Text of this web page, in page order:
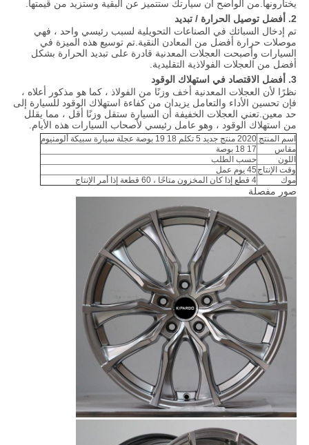
يختارونها.من الواضح أن سيارتك ستتميز عن البقية وستزيد من قيمتها.
2. أفضل توصيل الحرارة / تبديد
تم إدخال السبائك في الصناعات التحويلية لسبب رئيسي واحد ، فهي
موصلات حرارة أفضل من المعادن النقية.تم توسيع هذه الميزة في
السيارات وأصبحت العجلات المعدنية قادرة على تبديد الحرارة بشكل
أفضل من العجلات الفولاذية التقليدية.
3. أفضل الاقتصاد في استهلاك الوقود
نظرًا لأن العجلات المعدنية أخف وزنًا من الفولاذ ، كما هو مذكور أعلاه ،
فإن تحسين الأداء والتعامل يزيدان من كفاءة استهلاك الوقود للسيارة إلى
حد معين.تعني العجلات الخفيفة أن السيارة ستقل وزنًا أقل ، مما يقلل
من استهلاك الوقود ، وهو عامل رئيسي لأصحاب السيارات هذه الأيام.
اسم المنتج 2020 منتج جديد 5 تكلم 18 19 بوصة عجلة سيارة سبيكة ألومنيوم
مقاس
17 18 بوصة
اللون
حسب الطلب
وقت الإنتاج 45 يوم عمل
موك
4 قطع إذا كان المخزون متاحًا ، 60 قطعة إذا أمر الإنتاج
صور مفصلة